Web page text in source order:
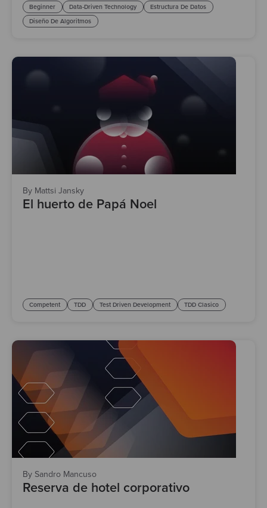
Beginner Data-Driven Technology
Estructura De Datos
Diseño De Algoritmos
By Mattsi Jansky
El huerto de Papá Noel
Competent TDD Test Driven Development TDD Clasico
By Sandro Mancuso
Reserva de hotel corporativo